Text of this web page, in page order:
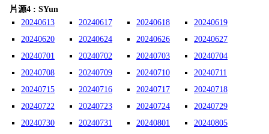
片源4 : SYun
20240613
20240617 20240618
20240619
20240620
20240624 20240626
20240627
20240701
20240702 20240703
20240704
20240708
20240709 20240710
20240711
20240715
20240716 20240717
20240718
20240722
20240723 20240724
20240729
20240730
20240731 20240801
20240805